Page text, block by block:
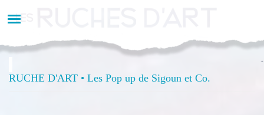
au
RUCHE D'ART • Les Pop up de Sigoun et Co.